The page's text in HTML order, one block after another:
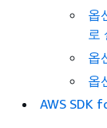
옵
로
옵
옵
AWS SDK